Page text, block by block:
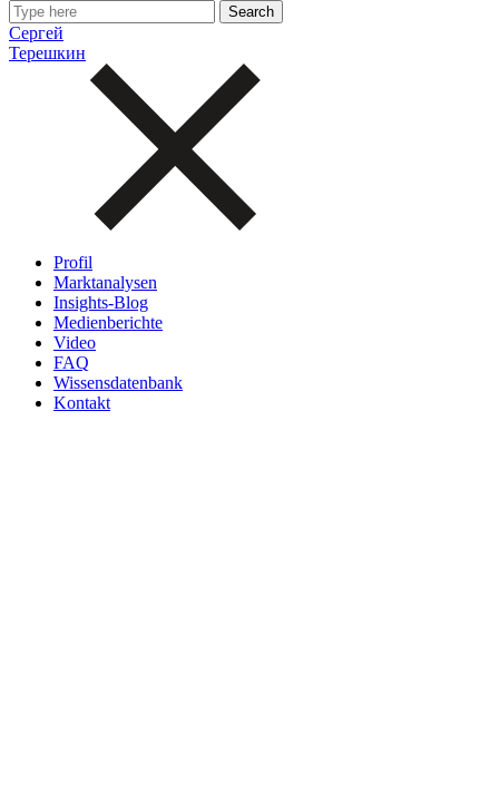
Сергей
Терешкин
Profil
Marktanalysen
Insights-Blog
Medienberichte
Video
FAQ
Wissensdatenbank
Kontakt